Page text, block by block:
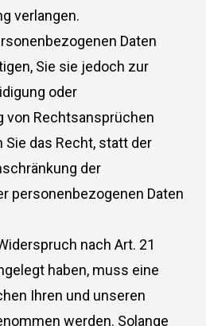
verlangen.
Daten
Sie sie jedoch zur
oder
von Rechtsansprüchen
Sie das Recht, statt der
der
personenbezogenen Daten
nach Art. 21
haben, muss eine
Ihren und unseren
werden. Solange